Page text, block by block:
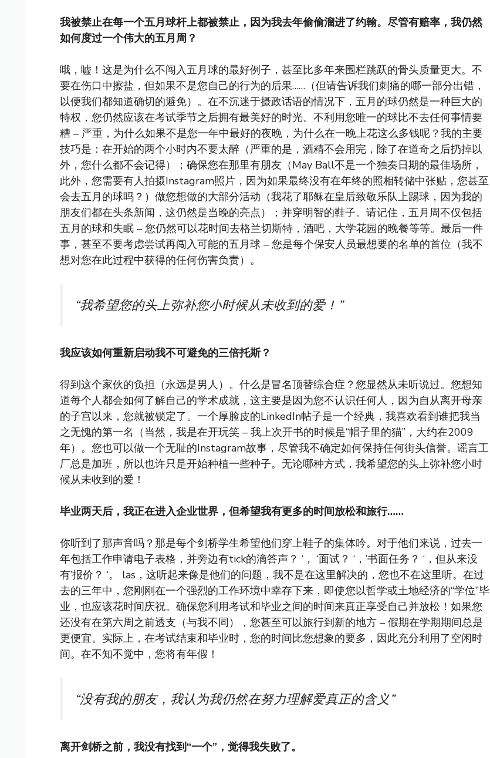
我被禁止在每一个五月球杆上都被禁止，因为我去年偷偷溜进了约翰。尽管有赔率，我仍然
如何度过一个伟大的五月周？
哦，嘘！这是为什么不闯入五月球的最好例子，甚至比多年来围栏跳跃的骨头质量更大。不
要在伤口中擦盐，但如果不是您自己的行为的后果……（但请告诉我们刺痛的哪一部分出错，
以便我们都知道确切的避免）。在不沉迷于摄政话语的情况下，五月的球仍然是一种巨大的
特权，您仍然应该在考试季节之后拥有最美好的时光。不利用您唯一的球比不去任何事情要
糟 – 严重，为什么如果不是您一年中最好的夜晚，为什么在一晚上花这么多钱呢？我的主要
技巧是：在开始的两个小时内不要太醉（严重的是，酒精不会用完，除了在道奇之后扔掉以
外，您什么都不会记得）；确保您在那里有朋友（May Ball不是一个独奏日期的最佳场所，
此外，您需要有人拍摄Instagram照片，因为如果最终没有在年终的照相转储中张贴，您甚至
会去五月的球吗？）做您想做的大部分活动（我花了耶稣在皇后致敬乐队上踢球，因为我的
朋友们都在头条新闻，这仍然是当晚的亮点）；并穿明智的鞋子。请记住，五月周不仅包括
五月的球和失眠 – 您仍然可以花时间去格兰切斯特，酒吧，大学花园的晚餐等等。最后一件
事，甚至不要考虑尝试再闯入可能的五月球 – 您是每个保安人员最想要的名单的首位（我不
想对您在此过程中获得的任何伤害负责）。
“我希望您的头上弥补您小时候从未收到的爱！”
我应该如何重新启动我不可避免的三倍托斯？
得到这个家伙的负担（永远是男人）。什么是冒名顶替综合症？您显然从未听说过。您想知
道每个人都会如何了解自己的学术成就，这主要是因为您不认识任何人，因为自从离开母亲
的子宫以来，您就被锁定了。一个厚脸皮的LinkedIn帖子是一个经典，我喜欢看到谁把我当
之无愧的第一名（当然，我是在开玩笑 – 我上次开书的时候是“帽子里的猫”，大约在2009
年）。您也可以做一个无耻的Instagram故事，尽管我不确定如何保持任何街头信誉。谣言工
厂总是加班，所以也许只是开始种植一些种子。无论哪种方式，我希望您的头上弥补您小时
候从未收到的爱！
毕业两天后，我正在进入企业世界，但希望我有更多的时间放松和旅行……
你听到了那声音吗？那是每个剑桥学生希望他们穿上鞋子的集体吟。对于他们来说，过去一
年包括工作申请电子表格，并旁边有tick的滴答声？ ‘， ‘面试？ ‘，’书面任务？ ‘，但从来没
有’报价？ ‘。 las，这听起来像是他们的问题，我不是在这里解决的，您也不在这里听。在过
去的三年中，您刚刚在一个强烈的工作环境中幸存下来，即使您以哲学或土地经济的“学位”毕
业，也应该花时间庆祝。确保您利用考试和毕业之间的时间来真正享受自己并放松！如果您
还没有在第六周之前透支（与我不同），您甚至可以旅行到新的地方 – 假期在学期期间总是
更便宜。实际上，在考试结束和毕业时，您的时间比您想象的要多，因此充分利用了空闲时
间。在不知不觉中，您将有年假！
“没有我的朋友，我认为我仍然在努力理解爱真正的含义”
离开剑桥之前，我没有找到“一个”，觉得我失败了。